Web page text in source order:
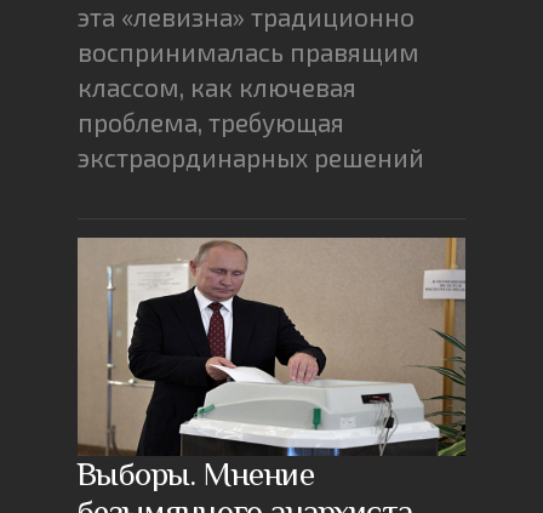
эта «левизна» традиционно
воспринималась правящим
классом, как ключевая
проблема, требующая
экстраординарных решений
Выборы. Мнение